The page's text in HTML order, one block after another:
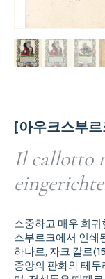
[아우크스부르
Il callotto
소중하고 매우 희귀
스부르크에서 인쇄
하나로, 자크 칼로
중앙의 판화와 테